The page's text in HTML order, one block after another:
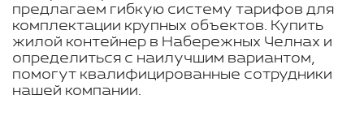
предлагаем гибкую систему тарифов для
комплектации крупных объектов. Купить
жилой контейнер в Набережных Челнах и
определиться с наилучшим вариантом,
помогут квалифицированные сотрудники
нашей компании.